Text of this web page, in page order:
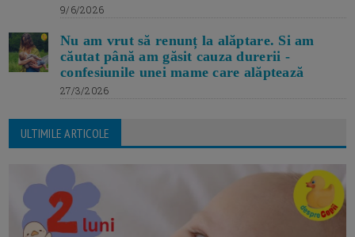
9/6/2026
Nu am vrut să renunț la alăptare. Si am
căutat până am găsit cauza durerii -
confesiunile unei mame care alăptează
27/3/2026
ULTIMILE ARTICOLE